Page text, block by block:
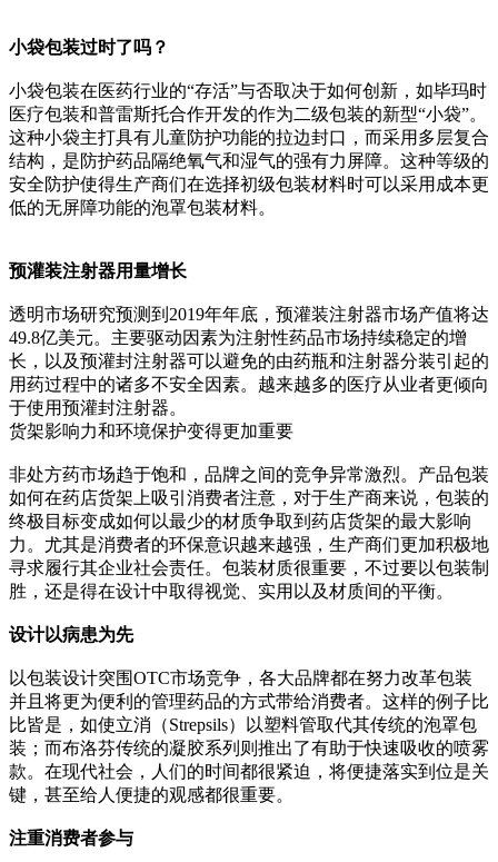
小袋包装过时了吗？
小袋包装在医药行业的“存活”与否取决于如何创新，如毕玛时
医疗包装和普雷斯托合作开发的作为二级包装的新型“小袋”。
这种小袋主打具有儿童防护功能的拉边封口，而采用多层复合
结构，是防护药品隔绝氧气和湿气的强有力屏障。这种等级的
安全防护使得生产商们在选择初级包装材料时可以采用成本更
低的无屏障功能的泡罩包装材料。
预灌装注射器用量增长
透明市场研究预测到2019年年底，预灌装注射器市场产值将达
49.8亿美元。主要驱动因素为注射性药品市场持续稳定的增
长，以及预灌封注射器可以避免的由药瓶和注射器分装引起的
用药过程中的诸多不安全因素。越来越多的医疗从业者更倾向
于使用预灌封注射器。
货架影响力和环境保护变得更加重要
非处方药市场趋于饱和，品牌之间的竞争异常激烈。产品包装
如何在药店货架上吸引消费者注意，对于生产商来说，包装的
终极目标变成如何以最少的材质争取到药店货架的最大影响
力。尤其是消费者的环保意识越来越强，生产商们更加积极地
寻求履行其企业社会责任。包装材质很重要，不过要以包装制
胜，还是得在设计中取得视觉、实用以及材质间的平衡。
设计以病患为先
以包装设计突围OTC市场竞争，各大品牌都在努力改革包装
并且将更为便利的管理药品的方式带给消费者。这样的例子比
比皆是，如使立消（Strepsils）以塑料管取代其传统的泡罩包
装；而布洛芬传统的凝胶系列则推出了有助于快速吸收的喷雾
款。在现代社会，人们的时间都很紧迫，将便捷落实到位是关
键，甚至给人便捷的观感都很重要。
注重消费者参与